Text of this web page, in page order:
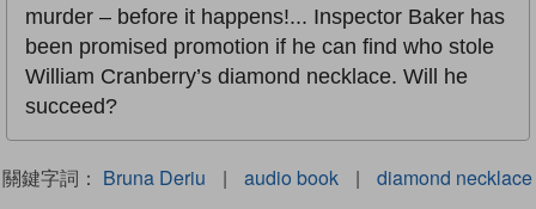
murder – before it happens!... Inspector Baker has
been promised promotion if he can find who stole
William Cranberry’s diamond necklace. Will he
succeed?
關鍵字詞： Bruna Deriu | audio book | diamond necklace